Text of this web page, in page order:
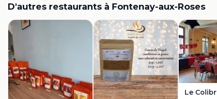
D'autres restaurants à Fontenay-aux-Roses
Le